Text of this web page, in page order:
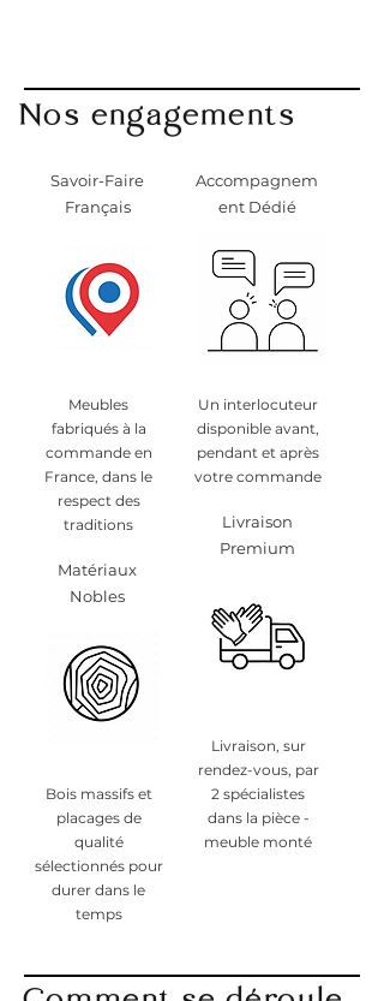
ou par mail à
info@monpetitmeublefrancais.co
​Pour plus d'informations sur les
retours de meubles, se reporter à
Générales de Vente,
particulièrement au §8.
Nos engagements
Savoir-Faire
Français
Meubles
fabriqués à la
commande en
France, dans le
respect des
traditions
Matériaux
Nobles
Bois massifs et
placages de
qualité
sélectionnés pour
durer dans le
temps
Accompagnem
ent Dédié
Un interlocuteur
disponible avant,
pendant et après
votre commande
Livraison
Premium
Livraison, sur
rendez-vous, par
2 spécialistes
dans la pièce -
meuble monté